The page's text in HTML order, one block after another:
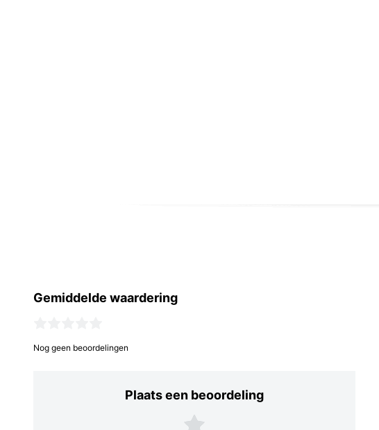
Gemiddelde waardering
Nog geen beoordelingen
Plaats een beoordeling
Plaats een beoordeling
5 sterren